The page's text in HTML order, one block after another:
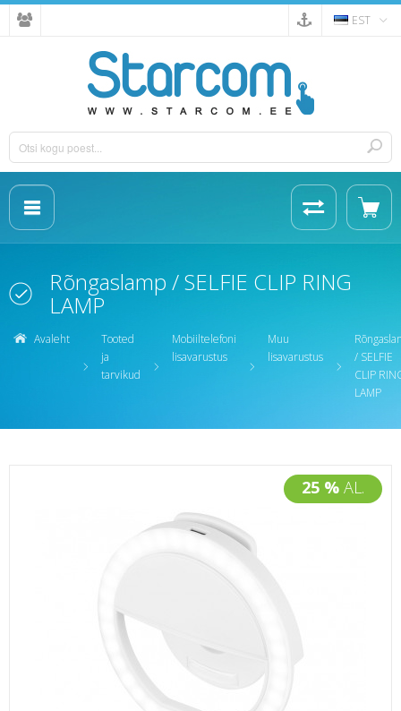
EST
Rõngaslamp / SELFIE CLIP RING
LAMP
Avaleht
Tooted
ja
tarvikud
Mobiiltelefoni
lisavarustus
Muu
lisavarustus
/ SELFIE
CLIP
LAMP
25 % AL.